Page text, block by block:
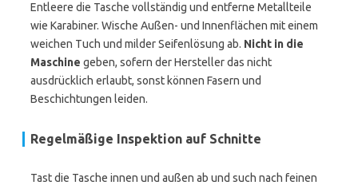
Entleere die Tasche vollständig und entferne Metallteile
wie Karabiner. Wische Außen- und Innenflächen mit einem
weichen Tuch und milder Seifenlösung ab. Nicht in die
Maschine geben, sofern der Hersteller das nicht
ausdrücklich erlaubt, sonst können Fasern und
Beschichtungen leiden.
Regelmäßige Inspektion auf Schnitte
Tast die Tasche innen und außen ab und such nach feinen